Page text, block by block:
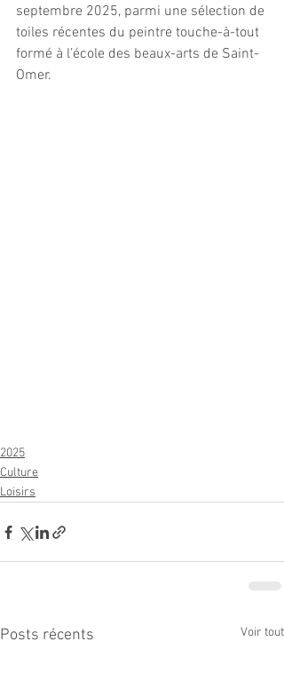
septembre 2025, parmi une sélection de
toiles récentes du peintre touche-à-tout
formé à l’école des beaux-arts de Saint-
Omer.
2025
Culture
Loisirs
Posts récents Voir tout